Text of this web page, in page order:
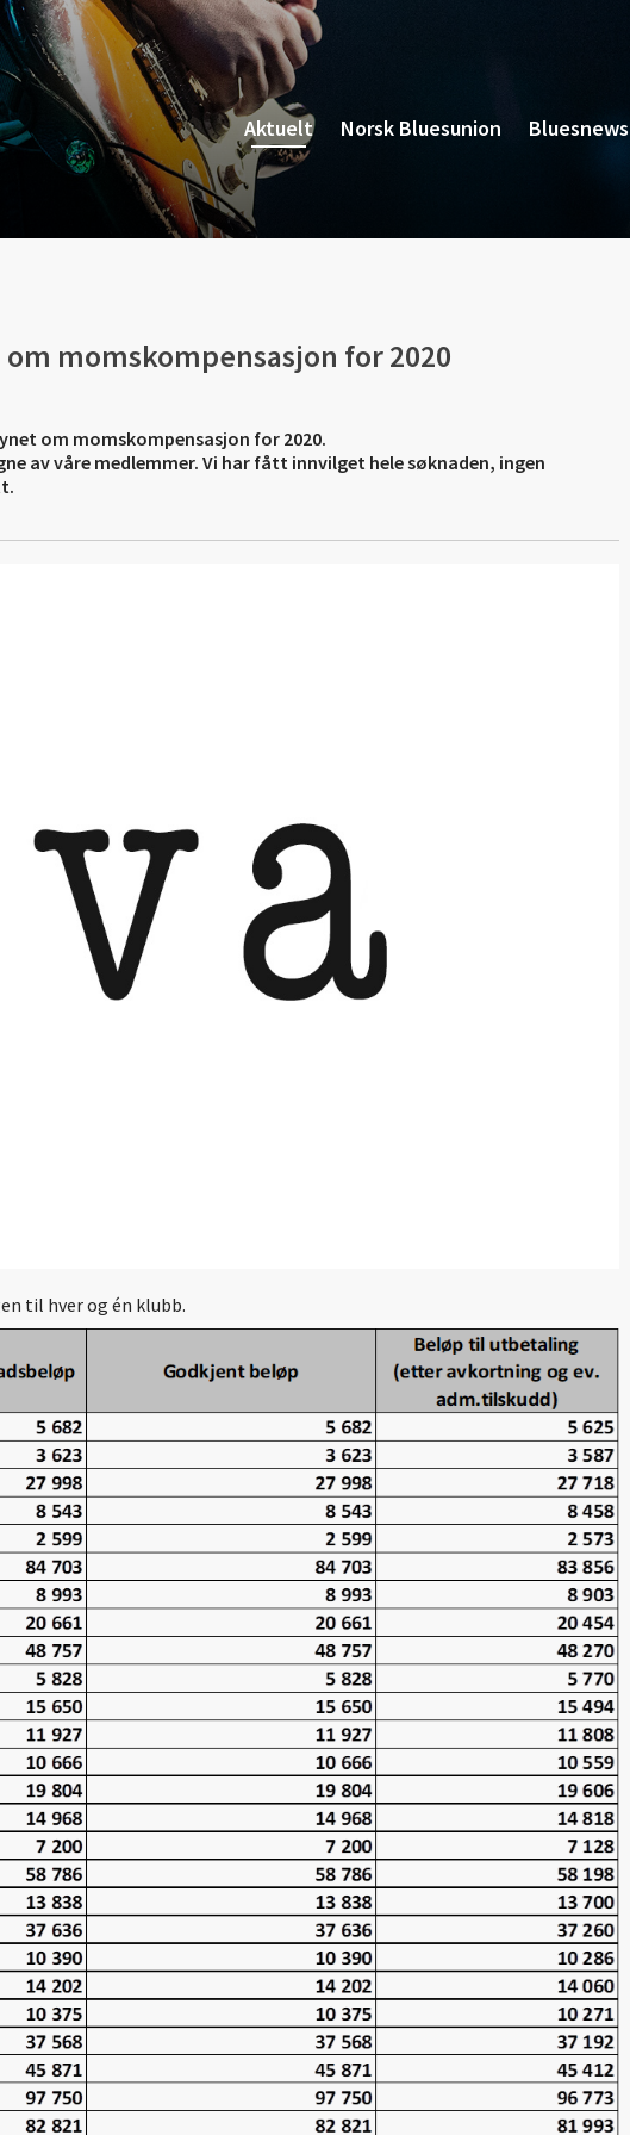
Aktuelt Norsk Bluesunion Bluesnews
momskompensasjon for 2020
om momskompensasjon for 2020.
av våre medlemmer. Vi har fått innvilget hele søknaden, ingen
til hver og én klubb.